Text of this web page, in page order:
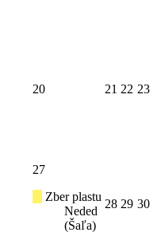
20 21 22 23
27
Zber plastu
Neded
(Šaľa)
28 29 30